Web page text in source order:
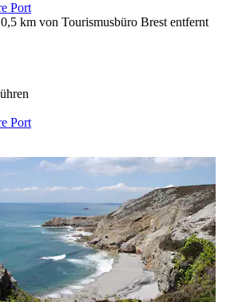
Port
km von Tourismusbüro Brest entfernt
Port